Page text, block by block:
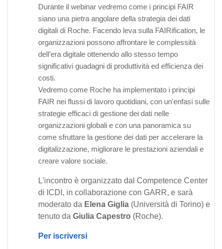
Durante il webinar vedremo come i principi FAIR
siano una pietra angolare della strategia dei dati
digitali di Roche. Facendo leva sulla FAIRification, le
organizzazioni possono affrontare le complessità
dell’era digitale ottenendo allo stesso tempo
significativi guadagni di produttività ed efficienza dei
costi.
Vedremo come Roche ha implementato i principi
FAIR nei flussi di lavoro quotidiani, con un'enfasi sulle
strategie efficaci di gestione dei dati nelle
organizzazioni globali e con una panoramica su
come sfruttare la gestione dei dati per accelerare la
digitalizzazione, migliorare le prestazioni aziendali e
creare valore sociale.
L'incontro è organizzato dal Competence Center
di ICDI, in collaborazione con GARR, e sarà
moderato da Elena Giglia (Università di Torino) e
tenuto da Giulia Capestro (Roche).
Per iscriversi